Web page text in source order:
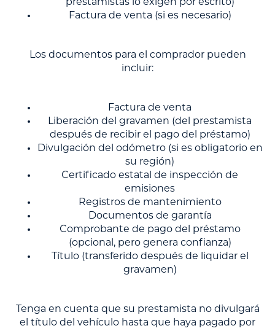
prestamistas lo exigen por escrito)
Factura de venta (si es necesario)
Los documentos para el comprador pueden
incluir:
Factura de venta
Liberación del gravamen (del prestamista
después de recibir el pago del préstamo)
Divulgación del odómetro (si es obligatorio en
su región)
Certificado estatal de inspección de
emisiones
Registros de mantenimiento
Documentos de garantía
Comprobante de pago del préstamo
(opcional, pero genera confianza)
Título (transferido después de liquidar el
gravamen)
Tenga en cuenta que su prestamista no divulgará
el título del vehículo hasta que haya pagado por